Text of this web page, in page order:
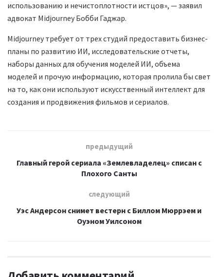
использованию и нечистоплотности истцов», — заявил
адвокат Midjourney Бобби Гаджар.
Midjourney требует от трех студий предоставить бизнес-
планы по развитию ИИ, исследовательские отчеты,
наборы данных для обучения моделей ИИ, объема
моделей и прочую информацию, которая пролила бы свет
на то, как они используют искусственный интеллект для
создания и продвижения фильмов и сериалов.
предыдущий
Главный герой сериала «Землевладелец» списан с
Плохого Санты
следующий
Уэс Андерсон снимет вестерн с Биллом Мюррэем и
Оуэном Уилсоном